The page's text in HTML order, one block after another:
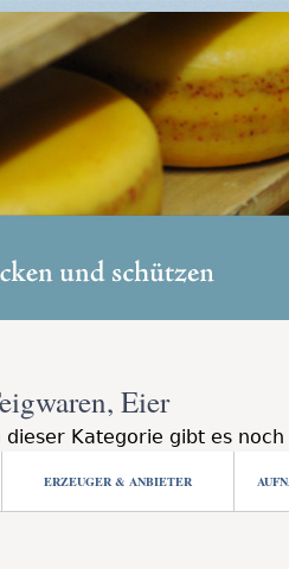
navigation
Eier
dieser Kategorie gibt es
ERZEUGER & ANBIETER